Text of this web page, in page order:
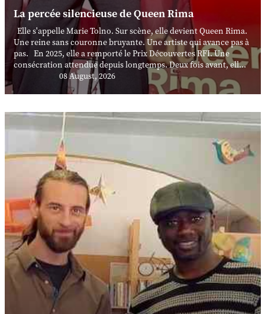
La percée silencieuse de Queen Rima
Elle s'appelle Marie Tolno. Sur scène, elle devient Queen Rima.
Une reine sans couronne bruyante. Une artiste qui avance pas à
pas. En 2025, elle a remporté le Prix Découvertes RFI. Une
consécration attendue depuis longtemps. Deux fois avant, ell...
08 August, 2026